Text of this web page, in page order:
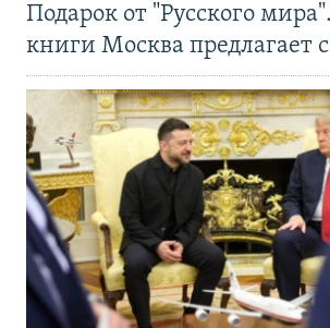
Подарок от "Русского
книги Москва предлагает